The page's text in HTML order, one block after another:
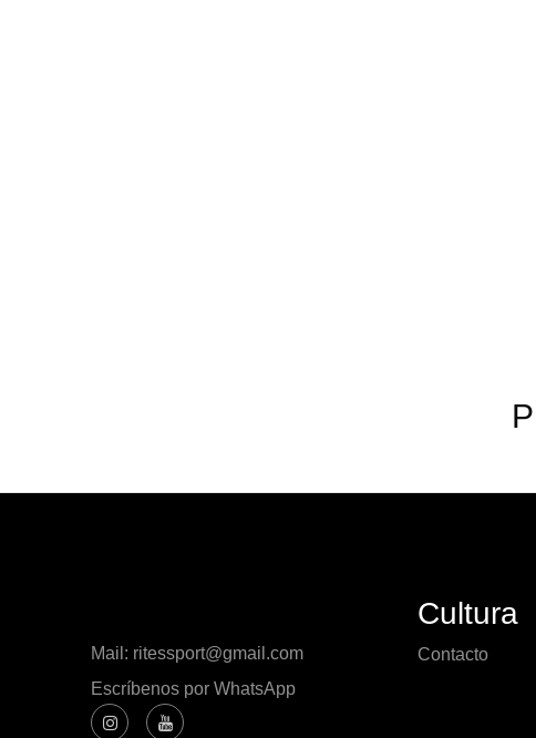
Mail: ritessport@gmail.com
Escríbenos por WhatsApp
Cultura
Contacto